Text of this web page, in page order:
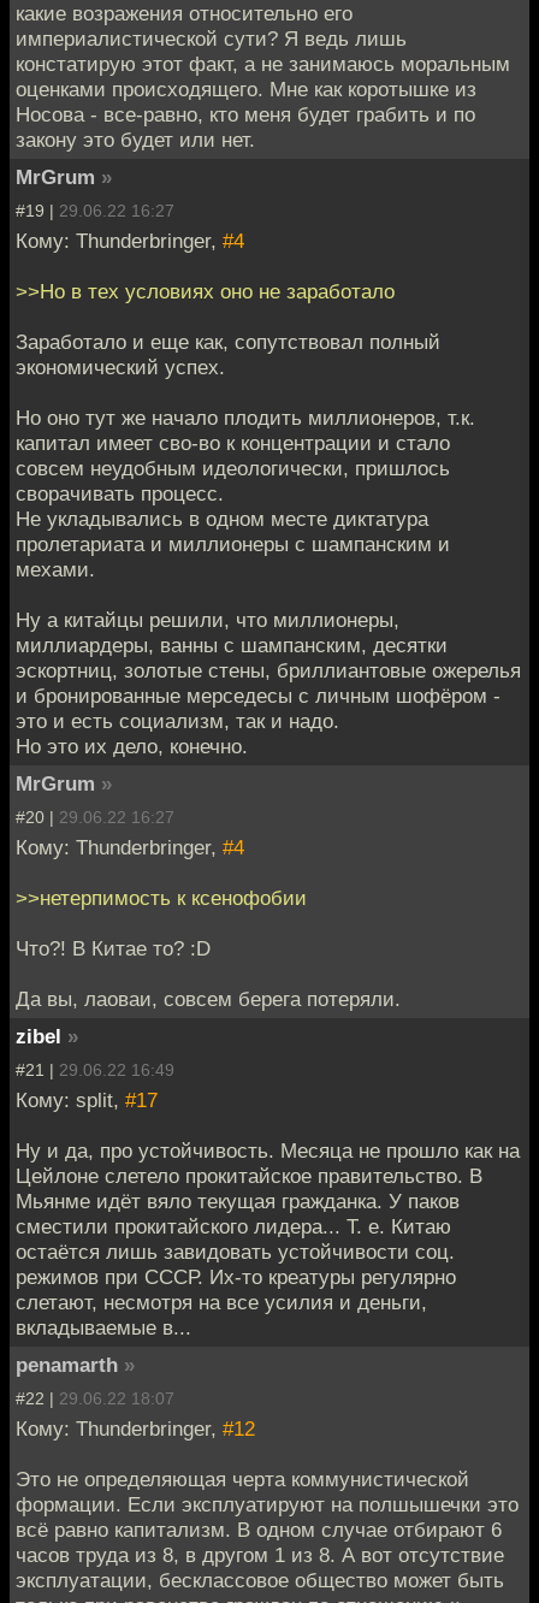
какие возражения относительно его
империалистической сути? Я ведь лишь
констатирую этот факт, а не занимаюсь моральным
оценками происходящего. Мне как коротышке из
Носова - все-равно, кто меня будет грабить и по
закону это будет или нет.
MrGrum »
#19 | 29.06.22 16:27
Кому: Thunderbringer, #4
>>Но в тех условиях оно не заработало
Заработало и еще как, сопутствовал полный
экономический успех.
Но оно тут же начало плодить миллионеров, т.к.
капитал имеет сво-во к концентрации и стало
совсем неудобным идеологически, пришлось
сворачивать процесс.
Не укладывались в одном месте диктатура
пролетариата и миллионеры с шампанским и
мехами.
Ну а китайцы решили, что миллионеры,
миллиардеры, ванны с шампанским, десятки
эскортниц, золотые стены, бриллиантовые ожерелья
и бронированные мерседесы с личным шофёром -
это и есть социализм, так и надо.
Но это их дело, конечно.
MrGrum »
#20 | 29.06.22 16:27
Кому: Thunderbringer, #4
>>нетерпимость к ксенофобии
Что?! В Китае то? :D
Да вы, лаоваи, совсем берега потеряли.
zibel »
#21 | 29.06.22 16:49
Кому: split, #17
Ну и да, про устойчивость. Месяца не прошло как на
Цейлоне слетело прокитайское правительство. В
Мьянме идёт вяло текущая гражданка. У паков
сместили прокитайского лидера... Т. е. Китаю
остаётся лишь завидовать устойчивости соц.
режимов при СССР. Их-то креатуры регулярно
слетают, несмотря на все усилия и деньги,
вкладываемые в...
penamarth »
#22 | 29.06.22 18:07
Кому: Thunderbringer, #12
Это не определяющая черта коммунистической
формации. Если эксплуатируют на полшышечки это
всё равно капитализм. В одном случае отбирают 6
часов труда из 8, в другом 1 из 8. А вот отсутствие
эксплуатации, бесклассовое общество может быть